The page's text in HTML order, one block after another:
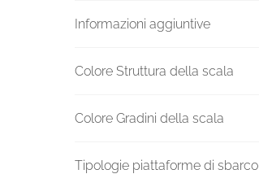
Informazioni aggiuntive
Colore Struttura della scala
Colore Gradini della scala
Tipologie piattaforme di sbarco